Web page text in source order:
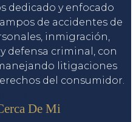
dedicado y enfocado
de accidentes de
inmigración,
defensa criminal, con
litigaciones
del consumidor.
De Mi